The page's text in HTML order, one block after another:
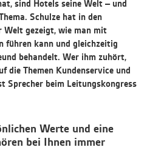
sind Hotels seine Welt – und
Schulze hat in den
Welt gezeigt, wie man mit
führen kann und gleichzeitig
behandelt. Wer ihm zuhört,
die Themen Kundenservice und
Sprecher beim Leitungskongress
Werte und eine
bei Ihnen immer